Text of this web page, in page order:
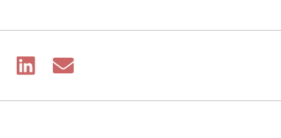
Share
Share